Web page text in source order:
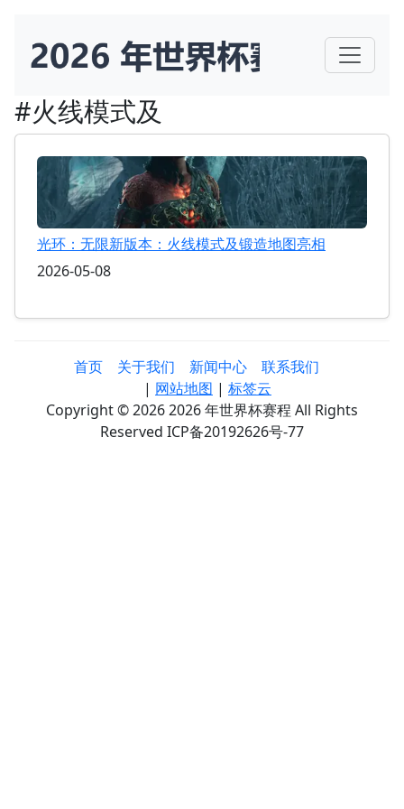
#火线模式及
光环：无限新版本：火线模式及锻造地图亮相
2026-05-08
首页 关于我们 新闻中心
联系我们
| 网站地图 | 标签云
Copyright © 2026 2026 年世界杯赛程 All Rights
Reserved ICP备20192626号-77